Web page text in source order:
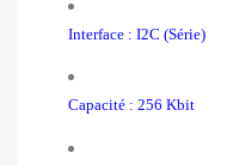
Interface : I2C (Série)
Capacité : 256 Kbit